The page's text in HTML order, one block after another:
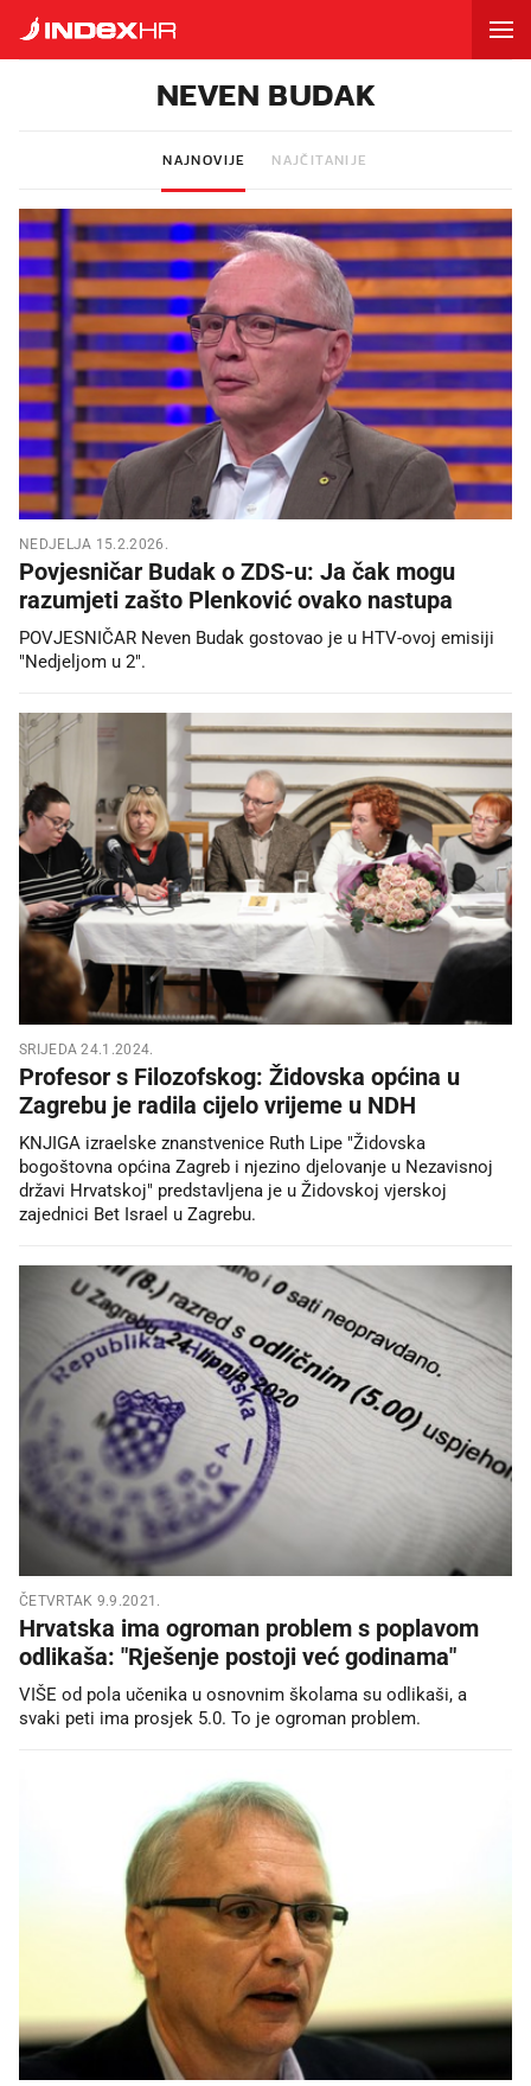
NEVEN BUDAK
NAJNOVIJE NAJČITANIJE
NEDJELJA 15.2.2026.
Povjesničar Budak o ZDS-u: Ja čak mogu
razumjeti zašto Plenković ovako nastupa
POVJESNIČAR Neven Budak gostovao je u HTV-ovoj emisiji
"Nedjeljom u 2".
SRIJEDA 24.1.2024.
Profesor s Filozofskog: Židovska općina u
Zagrebu je radila cijelo vrijeme u NDH
KNJIGA izraelske znanstvenice Ruth Lipe "Židovska
bogoštovna općina Zagreb i njezino djelovanje u Nezavisnoj
državi Hrvatskoj" predstavljena je u Židovskoj vjerskoj
zajednici Bet Israel u Zagrebu.
ČETVRTAK 9.9.2021.
Hrvatska ima ogroman problem s poplavom
odlikaša: "Rješenje postoji već godinama"
VIŠE od pola učenika u osnovnim školama su odlikaši, a
svaki peti ima prosjek 5.0. To je ogroman problem.